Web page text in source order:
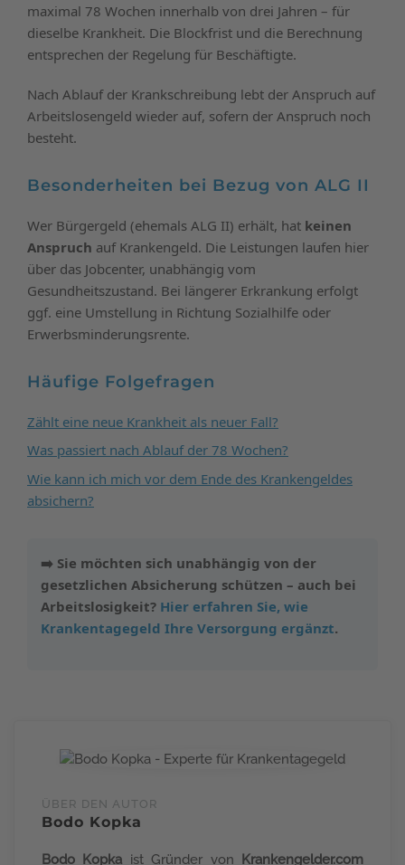
maximal 78 Wochen innerhalb von drei Jahren – für
dieselbe Krankheit. Die Blockfrist und die Berechnung
entsprechen der Regelung für Beschäftigte.
Nach Ablauf der Krankschreibung lebt der Anspruch auf
Arbeitslosengeld wieder auf, sofern der Anspruch noch
besteht.
Besonderheiten bei Bezug von ALG II
Wer Bürgergeld (ehemals ALG II) erhält, hat keinen
Anspruch auf Krankengeld. Die Leistungen laufen hier
über das Jobcenter, unabhängig vom
Gesundheitszustand. Bei längerer Erkrankung erfolgt
ggf. eine Umstellung in Richtung Sozialhilfe oder
Erwerbsminderungsrente.
Häufige Folgefragen
Zählt eine neue Krankheit als neuer Fall?
Was passiert nach Ablauf der 78 Wochen?
Wie kann ich mich vor dem Ende des Krankengeldes
absichern?
➡️ Sie möchten sich unabhängig von der
gesetzlichen Absicherung schützen – auch bei
Arbeitslosigkeit? Hier erfahren Sie, wie
Krankentagegeld Ihre Versorgung ergänzt.
ÜBER DEN AUTOR
Bodo Kopka
Bodo Kopka ist Gründer von
Krankengelder.com